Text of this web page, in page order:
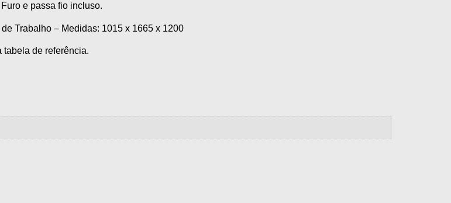
e passa fio incluso.
Trabalho – Medidas: 1015 x 1665 x 1200
tabela de referência.